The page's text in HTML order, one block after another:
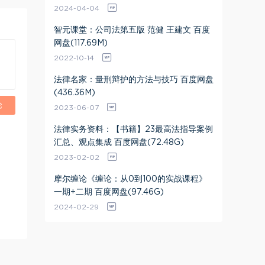
2024-04-04
智元课堂：公司法第五版 范健 王建文 百度
网盘(117.69M)
2022-10-14
法律名家：量刑辩护的方法与技巧 百度网盘
(436.36M)
2023-06-07
法律实务资料：【书籍】23最高法指导案例
汇总、观点集成 百度网盘(72.48G)
2023-02-02
摩尔缠论《缠论：从0到100的实战课程》
一期+二期 百度网盘(97.46G)
2024-02-29